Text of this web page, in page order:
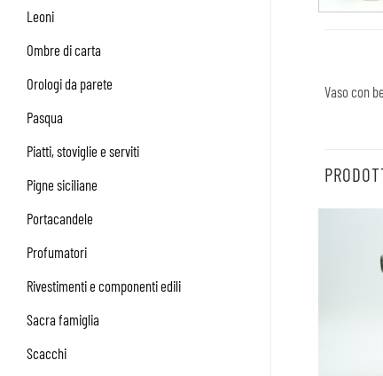
Leoni
Ombre di carta
Orologi da parete
Pasqua
Piatti, stoviglie e serviti
Pigne siciliane
Portacandele
Profumatori
Rivestimenti e componenti edili
Sacra famiglia
Scacchi
Vaso con